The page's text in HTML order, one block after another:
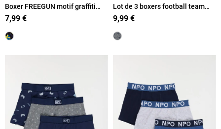
Boxer FREEGUN motif graffiti
garçon
7,99 €
Lot de 3 boxers football team
garçon
9,99 €